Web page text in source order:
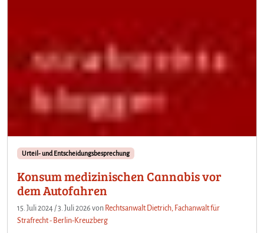
Urteil- und Entscheidungsbesprechung
Konsum medizinischen Cannabis vor
dem Autofahren
15. Juli 2024 /3. Juli 2026 von Rechtsanwalt Dietrich, Fachanwalt für
Strafrecht - Berlin-Kreuzberg